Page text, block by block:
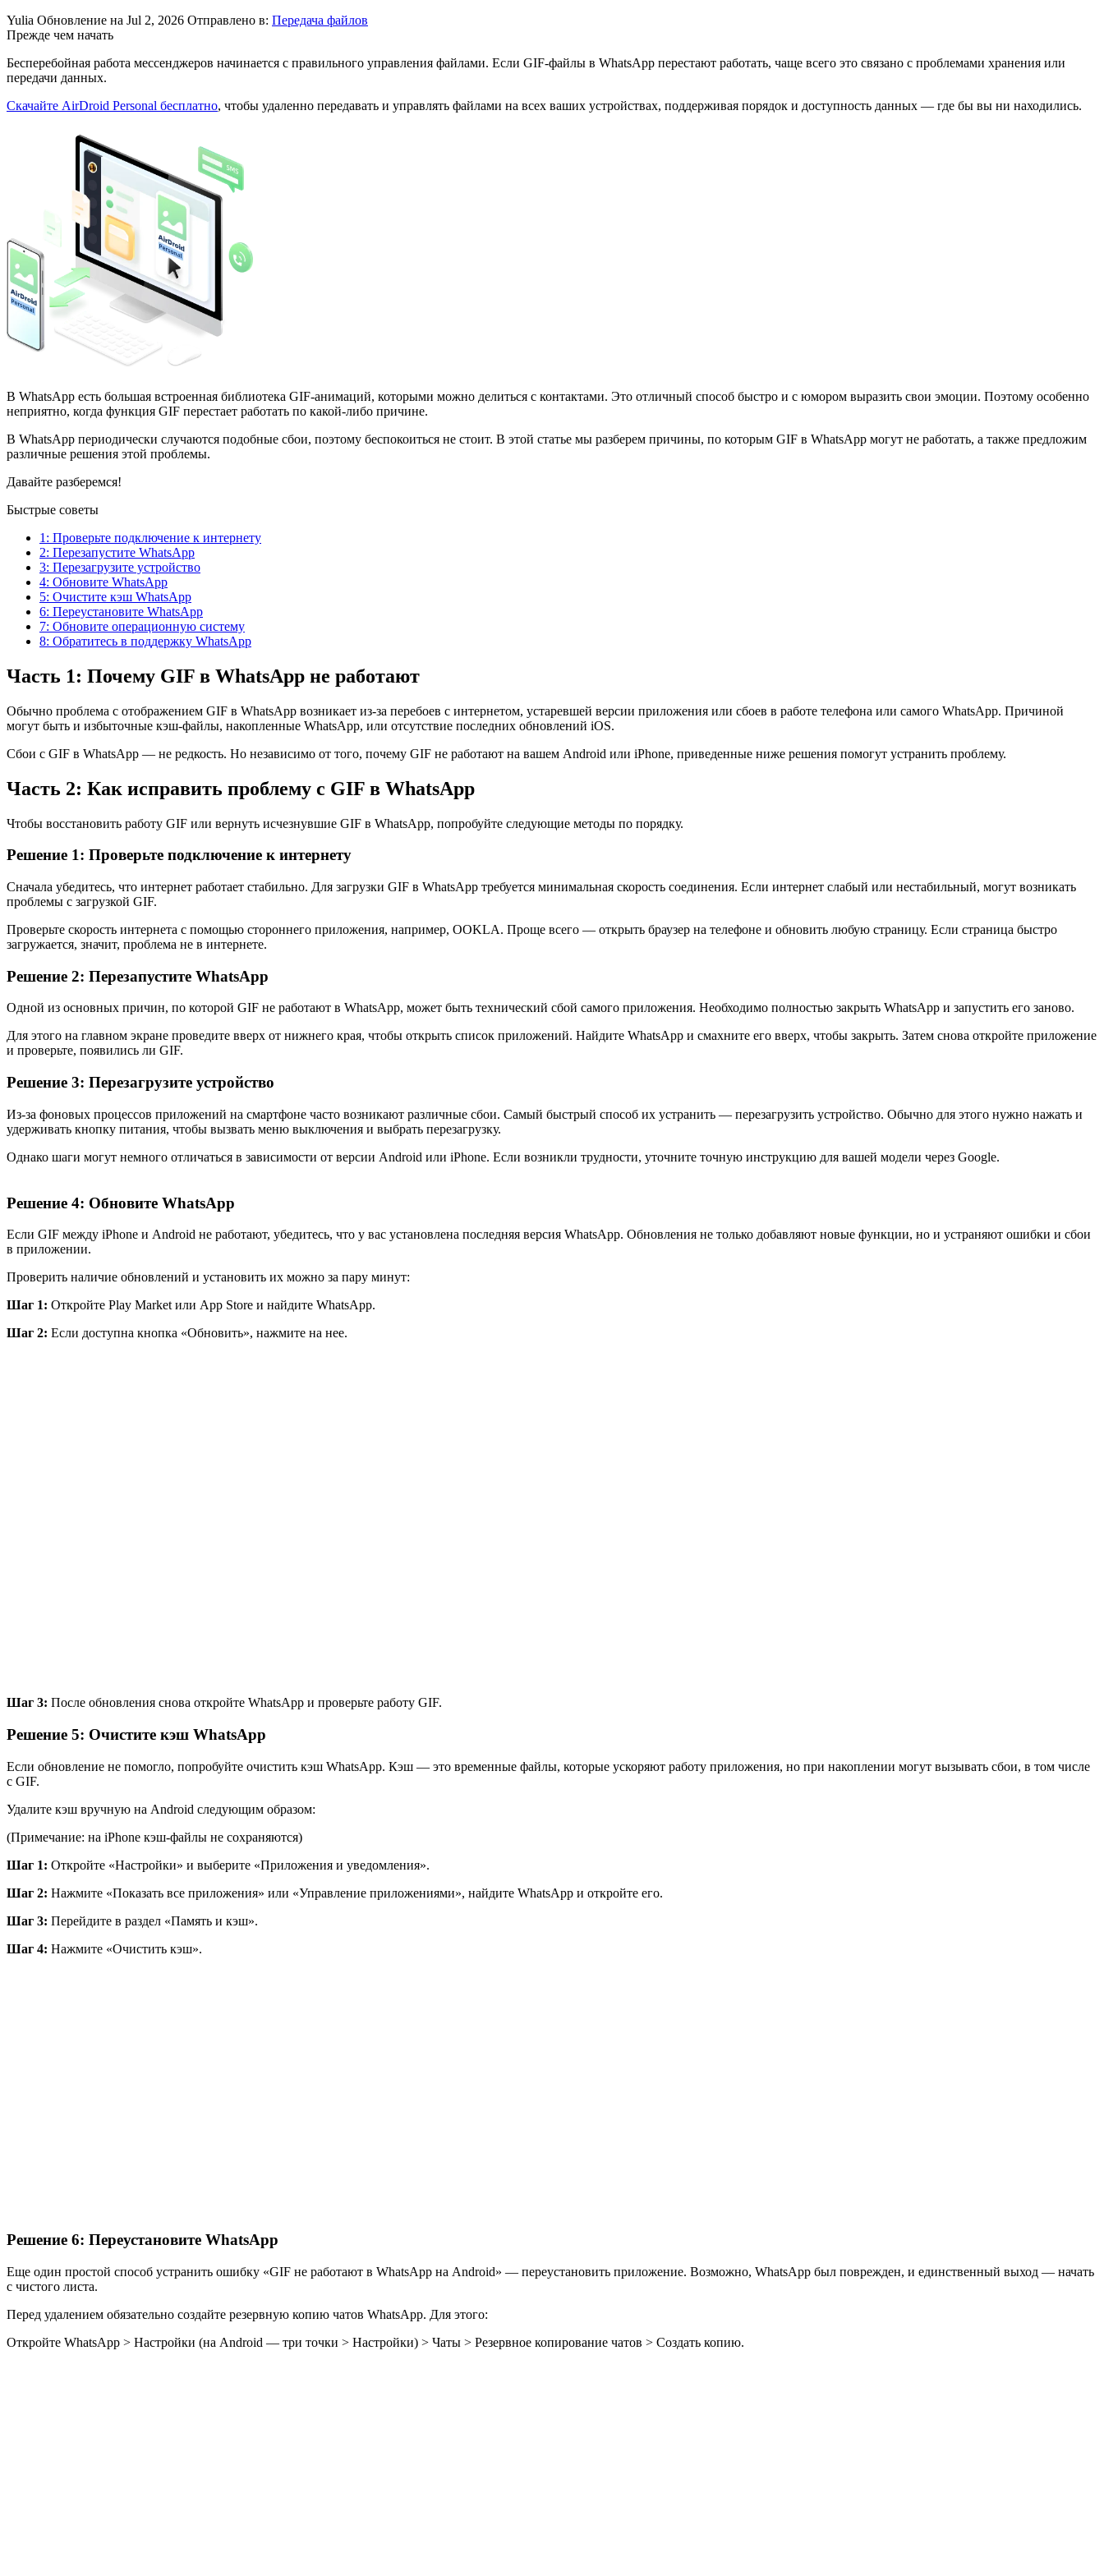
Yulia Обновление на Jul 2, 2026 Отправлено в: Передача файлов
Прежде чем начать
Бесперебойная работа мессенджеров начинается с правильного управления файлами. Если GIF-файлы в WhatsApp перестают работать, чаще всего это связано с проблемами хранения или
передачи данных.
Скачайте AirDroid Personal бесплатно, чтобы удаленно передавать и управлять файлами на всех ваших устройствах, поддерживая порядок и доступность данных — где бы вы ни находились.
В WhatsApp есть большая встроенная библиотека GIF-анимаций, которыми можно делиться с контактами. Это отличный способ быстро и с юмором выразить свои эмоции. Поэтому особенно
неприятно, когда функция GIF перестает работать по какой-либо причине.
В WhatsApp периодически случаются подобные сбои, поэтому беспокоиться не стоит. В этой статье мы разберем причины, по которым GIF в WhatsApp могут не работать, а также предложим
различные решения этой проблемы.
Давайте разберемся!
Быстрые советы
1: Проверьте подключение к интернету
2: Перезапустите WhatsApp
3: Перезагрузите устройство
4: Обновите WhatsApp
5: Очистите кэш WhatsApp
6: Переустановите WhatsApp
7: Обновите операционную систему
8: Обратитесь в поддержку WhatsApp
Часть 1: Почему GIF в WhatsApp не работают
Обычно проблема с отображением GIF в WhatsApp возникает из-за перебоев с интернетом, устаревшей версии приложения или сбоев в работе телефона или самого WhatsApp. Причиной
могут быть и избыточные кэш-файлы, накопленные WhatsApp, или отсутствие последних обновлений iOS.
Сбои с GIF в WhatsApp — не редкость. Но независимо от того, почему GIF не работают на вашем Android или iPhone, приведенные ниже решения помогут устранить проблему.
Часть 2: Как исправить проблему с GIF в WhatsApp
Чтобы восстановить работу GIF или вернуть исчезнувшие GIF в WhatsApp, попробуйте следующие методы по порядку.
Решение 1: Проверьте подключение к интернету
Сначала убедитесь, что интернет работает стабильно. Для загрузки GIF в WhatsApp требуется минимальная скорость соединения. Если интернет слабый или нестабильный, могут возникать
проблемы с загрузкой GIF.
Проверьте скорость интернета с помощью стороннего приложения, например, OOKLA. Проще всего — открыть браузер на телефоне и обновить любую страницу. Если страница быстро
загружается, значит, проблема не в интернете.
Решение 2: Перезапустите WhatsApp
Одной из основных причин, по которой GIF не работают в WhatsApp, может быть технический сбой самого приложения. Необходимо полностью закрыть WhatsApp и запустить его заново.
Для этого на главном экране проведите вверх от нижнего края, чтобы открыть список приложений. Найдите WhatsApp и смахните его вверх, чтобы закрыть. Затем снова откройте приложение
и проверьте, появились ли GIF.
Решение 3: Перезагрузите устройство
Из-за фоновых процессов приложений на смартфоне часто возникают различные сбои. Самый быстрый способ их устранить — перезагрузить устройство. Обычно для этого нужно нажать и
удерживать кнопку питания, чтобы вызвать меню выключения и выбрать перезагрузку.
Однако шаги могут немного отличаться в зависимости от версии Android или iPhone. Если возникли трудности, уточните точную инструкцию для вашей модели через Google.
Решение 4: Обновите WhatsApp
Если GIF между iPhone и Android не работают, убедитесь, что у вас установлена последняя версия WhatsApp. Обновления не только добавляют новые функции, но и устраняют ошибки и сбои
в приложении.
Проверить наличие обновлений и установить их можно за пару минут:
Шаг 1: Откройте Play Market или App Store и найдите WhatsApp.
Шаг 2: Если доступна кнопка «Обновить», нажмите на нее.
Шаг 3: После обновления снова откройте WhatsApp и проверьте работу GIF.
Решение 5: Очистите кэш WhatsApp
Если обновление не помогло, попробуйте очистить кэш WhatsApp. Кэш — это временные файлы, которые ускоряют работу приложения, но при накоплении могут вызывать сбои, в том числе
с GIF.
Удалите кэш вручную на Android следующим образом:
(Примечание: на iPhone кэш-файлы не сохраняются)
Шаг 1: Откройте «Настройки» и выберите «Приложения и уведомления».
Шаг 2: Нажмите «Показать все приложения» или «Управление приложениями», найдите WhatsApp и откройте его.
Шаг 3: Перейдите в раздел «Память и кэш».
Шаг 4: Нажмите «Очистить кэш».
Решение 6: Переустановите WhatsApp
Еще один простой способ устранить ошибку «GIF не работают в WhatsApp на Android» — переустановить приложение. Возможно, WhatsApp был поврежден, и единственный выход — начать
с чистого листа.
Перед удалением обязательно создайте резервную копию чатов WhatsApp. Для этого:
Откройте WhatsApp > Настройки (на Android — три точки > Настройки) > Чаты > Резервное копирование чатов > Создать копию.